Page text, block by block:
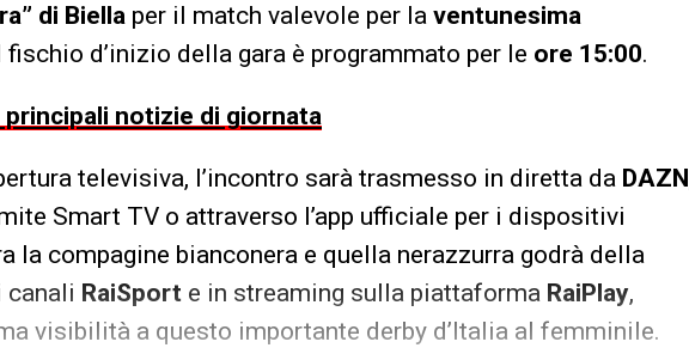
di Biella per il match valevole per la ventunesima
d’inizio della gara è programmato per le ore 15:00.
principali notizie di giornata
televisiva, l’incontro sarà trasmesso in diretta da DAZN
Smart TV o attraverso l’app ufficiale per i dispositivi
la compagine bianconera e quella nerazzurra godrà della
canali RaiSport e in streaming sulla piattaforma RaiPlay,
visibilità a questo importante derby d’Italia al femminile.